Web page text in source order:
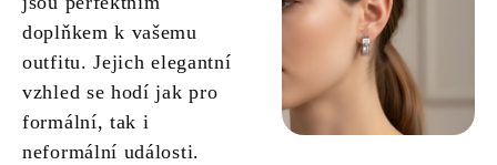
doplňkem k vašemu
outfitu. Jejich elegantní
vzhled se hodí jak pro
formální, tak i
neformální události.